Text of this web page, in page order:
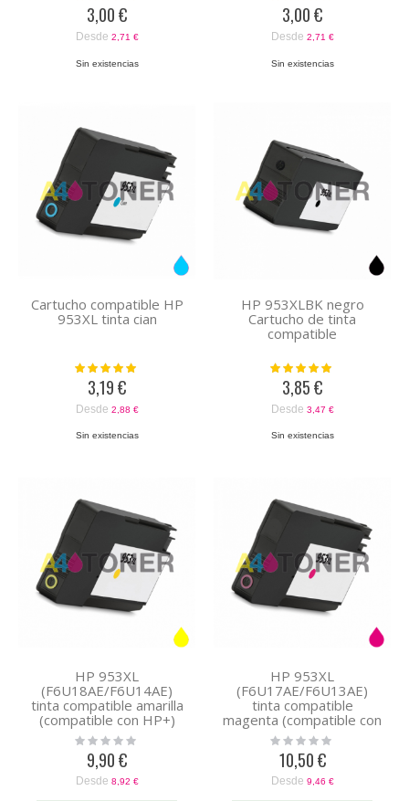
3,00 €
Desde 2,71 €
Sin existencias
3,00 €
Desde 2,71 €
Sin existencias
Cartucho compatible HP
953XL tinta cian
Valoración:
3,19 €
Desde 2,88 €
Sin existencias
HP 953XLBK negro
Cartucho de tinta
compatible
Valoración:
3,85 €
Desde 3,47 €
Sin existencias
HP 953XL
(F6U18AE/F6U14AE)
tinta compatible amarilla
(compatible con HP+)
Rating:
9,90 €
Desde 8,92 €
HP 953XL
(F6U17AE/F6U13AE)
tinta compatible
magenta (compatible con
HP+)
Rating:
10,50 €
Desde 9,46 €